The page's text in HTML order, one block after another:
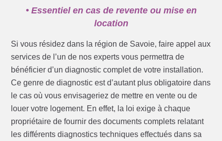
• Essentiel en cas de revente ou mise en
location
Si vous résidez dans la région de Savoie, faire appel aux
services de l’un de nos experts vous permettra de
bénéficier d’un diagnostic complet de votre installation.
Ce genre de diagnostic est d’autant plus obligatoire dans
le cas où vous envisageriez de mettre en vente ou de
louer votre logement. En effet, la loi exige à chaque
propriétaire de fournir des documents complets relatant
les différents diagnostics techniques effectués dans sa